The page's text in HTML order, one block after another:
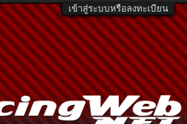
เข้าสู่ระบบหรือลงทะเบียน